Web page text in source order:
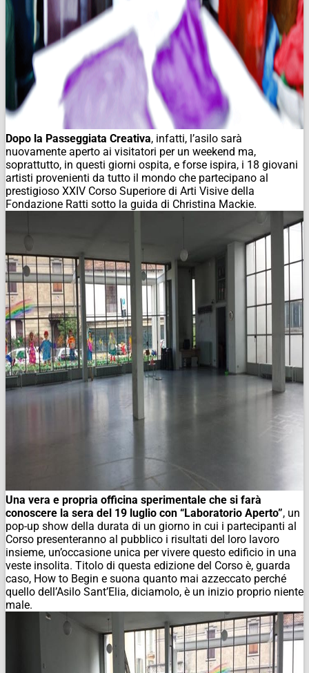
Dopo la Passeggiata Creativa, infatti, l’asilo sarà
nuovamente aperto ai visitatori per un weekend ma,
soprattutto, in questi giorni ospita, e forse ispira, i 18 giovani
artisti provenienti da tutto il mondo che partecipano al
prestigioso XXIV Corso Superiore di Arti Visive della
Fondazione Ratti sotto la guida di Christina Mackie.
Una vera e propria officina sperimentale che si farà
conoscere la sera del 19 luglio con “Laboratorio Aperto”, un
pop-up show della durata di un giorno in cui i partecipanti al
Corso presenteranno al pubblico i risultati del loro lavoro
insieme, un’occasione unica per vivere questo edificio in una
veste insolita. Titolo di questa edizione del Corso è, guarda
caso, How to Begin e suona quanto mai azzeccato perché
quello dell’Asilo Sant’Elia, diciamolo, è un inizio proprio niente
male.